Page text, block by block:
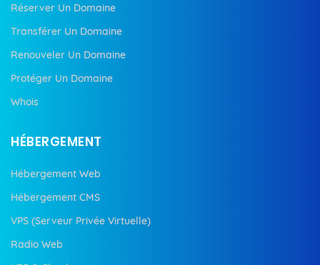
Réserver Un Domaine
Transférer Un Domaine
Renouveler Un Domaine
Protéger Un Domaine
Whois
HÉBERGEMENT
Hébergement Web
Hébergement CMS
VPS (Serveur Privée Virtuelle)
Radio Web